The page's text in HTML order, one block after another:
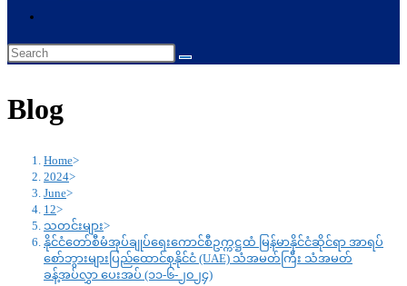
Blog
Home>
2024>
June>
12>
သတင်းများ>
နိုင်ငံတော်စီမံအုပ်ချုပ်ရေးကောင်စီဥက္ကဋ္ဌထံ မြန်မာနိုင်ငံဆိုင်ရာ အာရပ်
စော်ဘွားများပြည်ထောင်စုနိုင်ငံ (UAE) သံအမတ်ကြီး သံအမတ်
ခန့်အပ်လွှာ ပေးအပ် (၁၁-၆-၂၀၂၄)